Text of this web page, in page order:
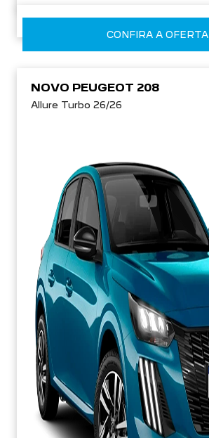
CONFIRA A OFERTA
NOVO PEUGEOT 208
Allure Turbo 26/26